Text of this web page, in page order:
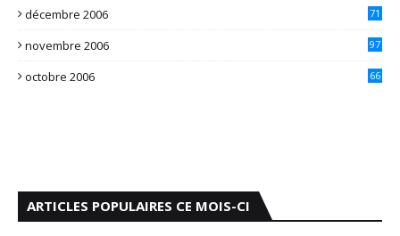
décembre 2006 71
novembre 2006 97
octobre 2006 66
ARTICLES POPULAIRES CE MOIS-CI